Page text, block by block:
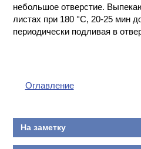
КОНТАКТЫ
небольшое отверстие.
листах при 180 °С, 20-25 мин
периодически подливая в
Оглавление
На заметку